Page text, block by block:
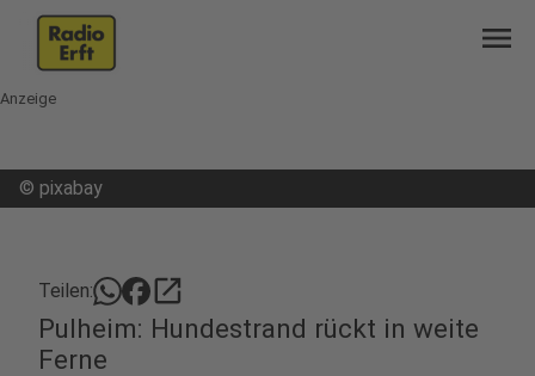
menu
Anzeige
© pixabay
Teilen: open_in_new
Pulheim: Hundestrand rückt in weite
Ferne